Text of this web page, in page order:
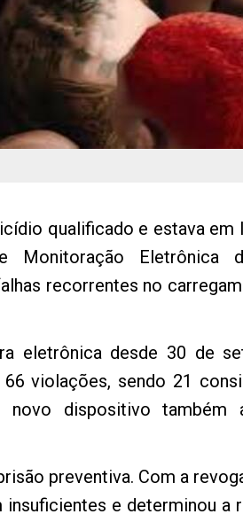
qualificado e estava
Eletrônica
recorrentes no
eletrônica desde 30 de
violações, sendo 21
dispositivo também
preventiva. Com a
e determinou a